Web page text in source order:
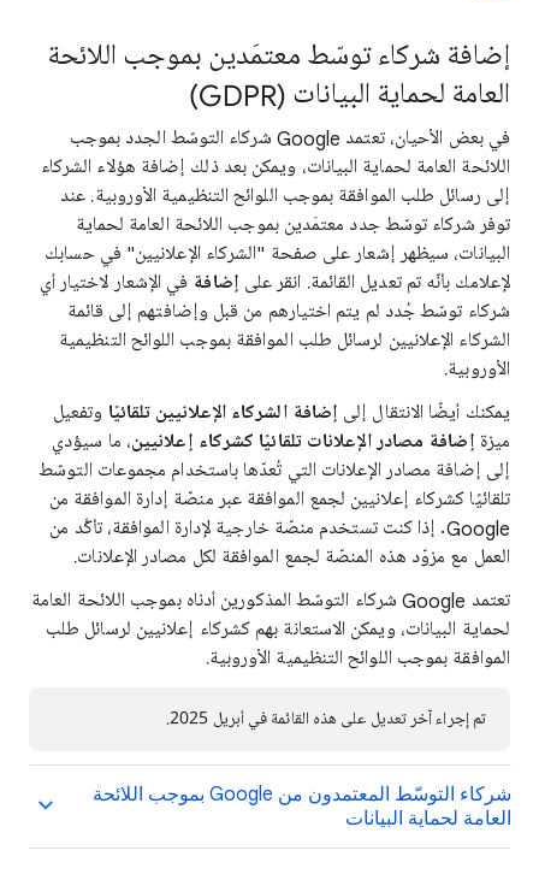
إضافة شركاء توسّط معتمَدين بموجب اللائحة
العامة لحماية البيانات (GDPR)
في بعض الأحيان، تعتمد Google شركاء التوسّط الجدد بموجب
اللائحة العامة لحماية البيانات، ويمكن بعد ذلك إضافة هؤلاء الشركاء
إلى رسائل طلب الموافقة بموجب اللوائح التنظيمية الأوروبية. عند
توفر شركاء توسّط جدد معتمَدين بموجب اللائحة العامة لحماية
البيانات، سيظهر إشعار على صفحة "الشركاء الإعلانيين" في حسابك
لإعلامك بأنّه تم تعديل القائمة. انقر على إضافة في الإشعار لاختيار أي
شركاء توسّط جُدد لم يتم اختيارهم من قبل وإضافتهم إلى قائمة
الشركاء الإعلانيين لرسائل طلب الموافقة بموجب اللوائح التنظيمية
الأوروبية.
يمكنك أيضًا الانتقال إلى إضافة الشركاء الإعلانيين تلقائيًا وتفعيل
ميزة إضافة مصادر الإعلانات تلقائيًا كشركاء إعلانيين، ما سيؤدي
إلى إضافة مصادر الإعلانات التي تُعدّها باستخدام مجموعات التوسّط
تلقائيًا كشركاء إعلانيين لجمع الموافقة عبر منصّة إدارة الموافقة من
Google. إذا كنت تستخدم منصّة خارجية لإدارة الموافقة، تأكَّد من
العمل مع مزوّد هذه المنصّة لجمع الموافقة لكل مصادر الإعلانات.
تعتمد Google شركاء التوسّط المذكورين أدناه بموجب اللائحة العامة
لحماية البيانات، ويمكن الاستعانة بهم كشركاء إعلانيين لرسائل طلب
الموافقة بموجب اللوائح التنظيمية الأوروبية.
تم إجراء آخر تعديل على هذه القائمة في أبريل 2025.
شركاء التوسّط المعتمدون من Google بموجب اللائحة
العامة لحماية البيانات